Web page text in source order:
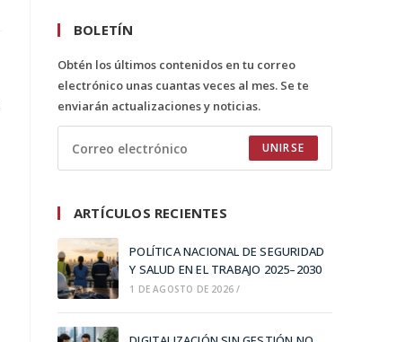
BOLETÍN
Obtén los últimos contenidos en tu correo
electrónico unas cuantas veces al mes. Se te
enviarán actualizaciones y noticias.
UNIRSE
ARTÍCULOS RECIENTES
POLÍTICA NACIONAL DE SEGURIDAD
Y SALUD EN EL TRABAJO 2025–2030
1 DE AGOSTO DE 2026 /